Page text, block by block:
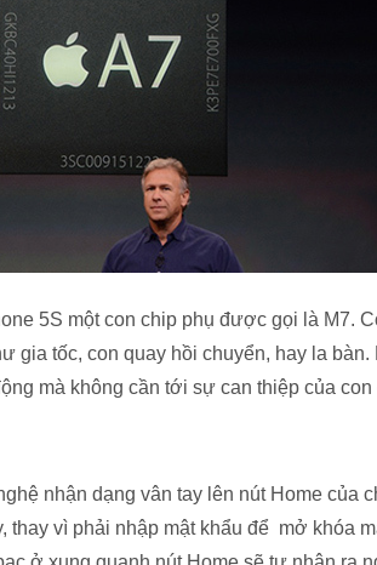
5S một con chip phụ được gọi là M7.
gia tốc, con quay hồi chuyển, hay la
mà không cần tới sự can thiệp của con
nhận dạng vân tay lên nút Home của
thay vì phải nhập mật khẩu để mở khóa